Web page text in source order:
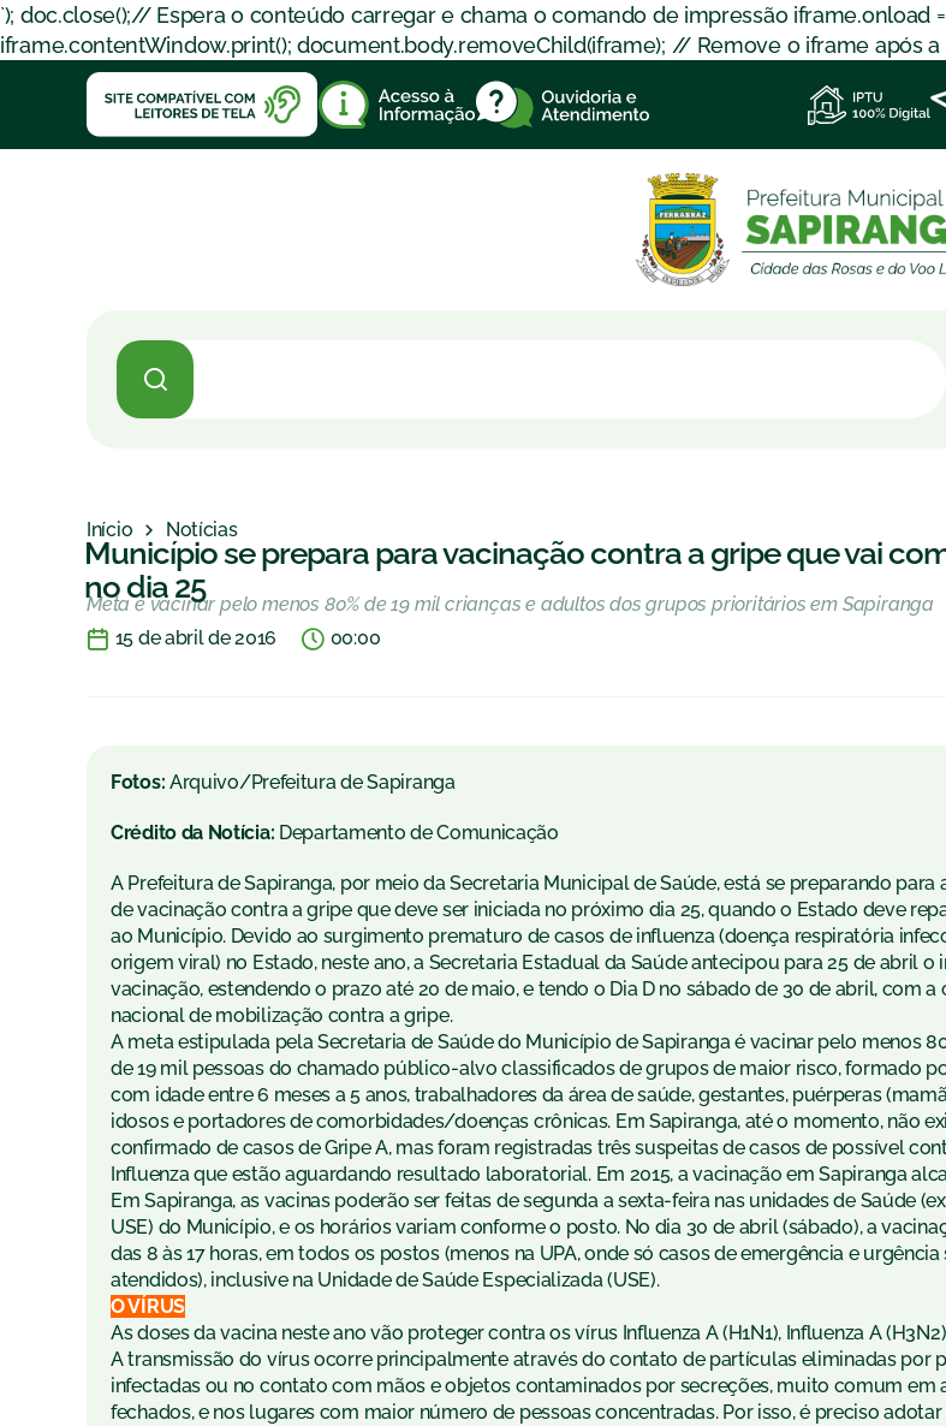
`); doc.close();// Espera o conteúdo carregar e chama o comando de impressão iframe.onload
iframe.contentWindow.print(); document.body.removeChild(iframe); // Remove o iframe após a
Início Notícias
Município se prepara para vacinação contra a gripe que vai
no dia 25
Meta é vacinar pelo menos 80% de 19 mil crianças e adultos dos grupos prioritários em Sapiranga
15 de abril de 2016
00:00
Fotos: Arquivo/Prefeitura de Sapiranga
Crédito da Notícia: Departamento de Comunicação
A Prefeitura de Sapiranga, por meio da Secretaria Municipal de Saúde, está se preparando para
de vacinação contra a gripe que deve ser iniciada no próximo dia 25, quando o Estado deve
ao Município. Devido ao surgimento prematuro de casos de influenza (doença respiratória
origem viral) no Estado, neste ano, a Secretaria Estadual da Saúde antecipou para 25 de abril o
vacinação, estendendo o prazo até 20 de maio, e tendo o Dia D no sábado de 30 de abril, com a
nacional de mobilização contra a gripe.
A meta estipulada pela Secretaria de Saúde do Município de Sapiranga é vacinar pelo menos
de 19 mil pessoas do chamado público-alvo classificados de grupos de maior risco, formado
com idade entre 6 meses a 5 anos, trabalhadores da área de saúde, gestantes, puérperas
idosos e portadores de comorbidades/doenças crônicas. Em Sapiranga, até o momento, não
confirmado de casos de Gripe A, mas foram registradas três suspeitas de casos de possível
Influenza que estão aguardando resultado laboratorial. Em 2015, a vacinação em Sapiranga
Em Sapiranga, as vacinas poderão ser feitas de segunda a sexta-feira nas unidades de Saúde
USE) do Município, e os horários variam conforme o posto. No dia 30 de abril (sábado), a
das 8 às 17 horas, em todos os postos (menos na UPA, onde só casos de emergência e urgência
atendidos), inclusive na Unidade de Saúde Especializada (USE).
O VÍRUS
As doses da vacina neste ano vão proteger contra os vírus Influenza A (H1N1), Influenza A
A transmissão do vírus ocorre principalmente através do contato de partículas eliminadas por
infectadas ou no contato com mãos e objetos contaminados por secreções, muito comum em
fechados, e nos lugares com maior número de pessoas concentradas. Por isso, é preciso